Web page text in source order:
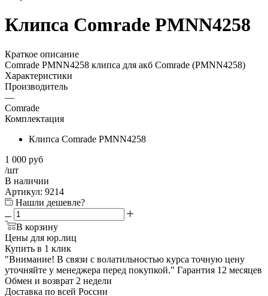
Клипса Comrade PMNN4258
Краткое описание
Comrade PMNN4258 клипса для акб Comrade (PMNN4258)
Характеристики
Производитель
—
Comrade
Комплектация
Клипса Comrade PMNN4258
1 000 руб
/шт
В наличии
Артикул: 9214
Нашли дешевле?
В корзину
Цены для юр.лиц
Купить в 1 клик
"Внимание! В связи с волатильностью курса точную цену
уточняйте у менеджера перед покупкой." Гарантия 12 месяцев
Обмен и возврат 2 недели
Доставка по всей России